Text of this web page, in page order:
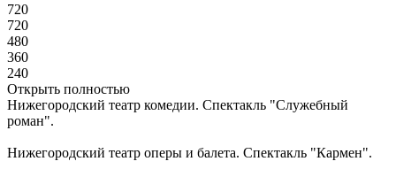
720
720
480
360
240
Открыть полностью
Нижегородский театр комедии. Спектакль "Служебный
роман".
Нижегородский театр оперы и балета. Спектакль "Кармен".